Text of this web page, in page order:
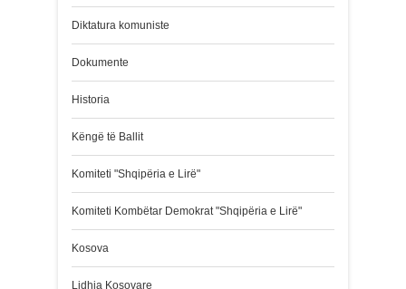
Diktatura komuniste
Dokumente
Historia
Këngë të Ballit
Komiteti "Shqipëria e Lirë"
Komiteti Kombëtar Demokrat "Shqipëria e Lirë"
Kosova
Lidhja Kosovare